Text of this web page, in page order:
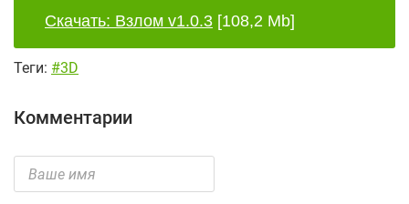
Скачать: Взлом v1.0.3 [108,2 Mb]
Теги: #3D
Комментарии